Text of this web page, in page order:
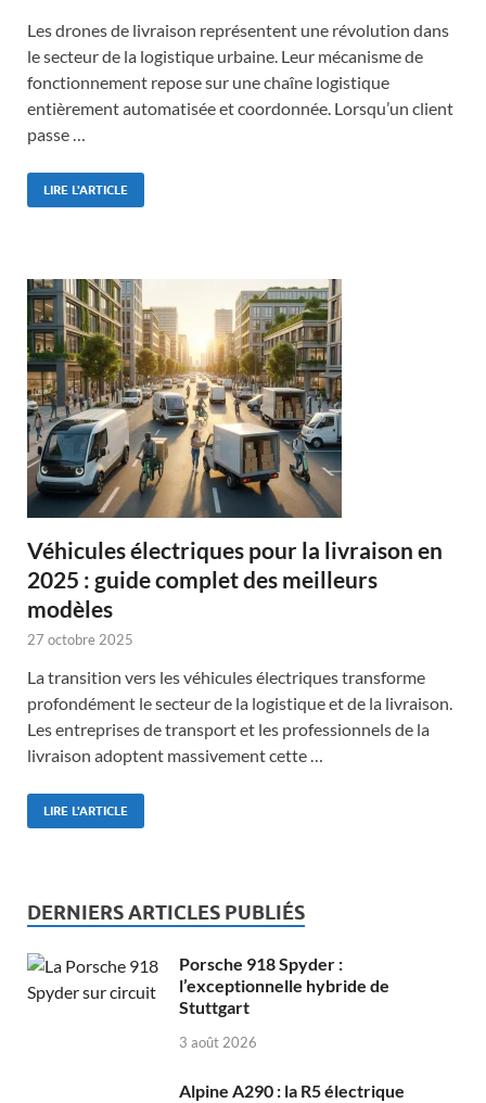
Les drones de livraison représentent une révolution dans
le secteur de la logistique urbaine. Leur mécanisme de
fonctionnement repose sur une chaîne logistique
entièrement automatisée et coordonnée. Lorsqu’un client
passe …
LIRE L'ARTICLE
Véhicules électriques pour la livraison en
2025 : guide complet des meilleurs
modèles
27 octobre 2025
La transition vers les véhicules électriques transforme
profondément le secteur de la logistique et de la livraison.
Les entreprises de transport et les professionnels de la
livraison adoptent massivement cette …
LIRE L'ARTICLE
DERNIERS ARTICLES PUBLIÉS
Porsche 918 Spyder :
l’exceptionnelle hybride de
Stuttgart
3 août 2026
Alpine A290 : la R5 électrique